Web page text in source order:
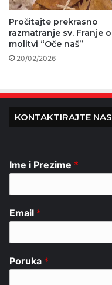
Pročitajte prekrasno
razmatranje sv. Franje o
molitvi “Oče naš”
20/02/2026
KONTAKTIRAJTE NAS
Ime i Prezime *
Email *
Poruka *